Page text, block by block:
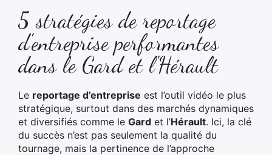
5 stratégies de reportage
d'entreprise performantes
dans le Gard et l'Hérault
Le reportage d’entreprise est l’outil vidéo le plus
stratégique, surtout dans des marchés dynamiques
et diversifiés comme le Gard et l’Hérault. Ici, la clé
du succès n’est pas seulement la qualité du
tournage, mais la pertinence de l’approche